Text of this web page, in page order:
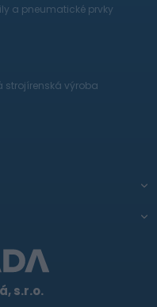
s.r.o.
a pneumatické prvky
strojírenská výroba